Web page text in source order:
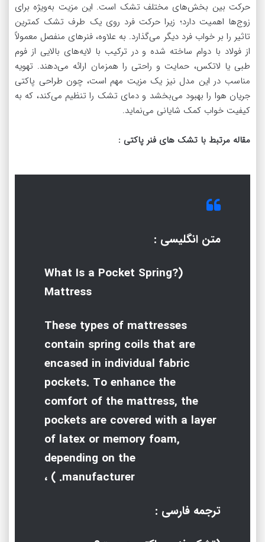
حرکت بین بخش‌های مختلف تشک است. این مزیت به‌ویژه برای
زوج‌ها اهمیت دارد؛ زیرا حرکت فرد روی یک طرف تشک کمترین
تاثیر را بر خواب فرد دیگر می‌گذارد. به علاوه، فنرهای منفصل معمولاً
از فولاد با دوام ساخته شده و در ترکیب با لایه‌های بالایی از فوم
طبی یا لاتکس، حمایت و راحتی را همزمان ارائه می‌دهند. تهویه
مناسب در این مدل نیز یک مزیت مهم است، چون طراحی پاکتی
جریان هوا را بهبود می‌بخشد و دمای تشک را تنظیم می‌کند، که به
کیفیت خواب کمک شایانی می‌نماید.
مقاله مرتبط با تشک های فنر پاکتی :
متن انگلیسی :
(?What Is a Pocket Spring
Mattress
These types of mattresses
contain spring coils that are
encased in individual fabric
pockets. To enhance the
comfort of the mattress, the
pockets are covered with a layer
of latex or memory foam,
depending on the
manufacturer. ) ،
ترجمه فارسی :